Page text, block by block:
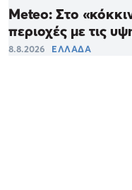
Meteo: Στο
περιοχές με τις
8.8.2026 ΕΛΛΑΔΑ